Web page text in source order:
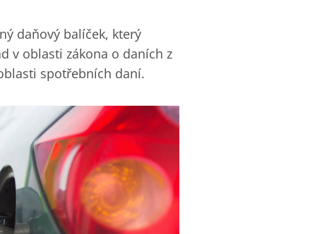
daňový balíček, který
v oblasti zákona o daních z
spotřebních daní.